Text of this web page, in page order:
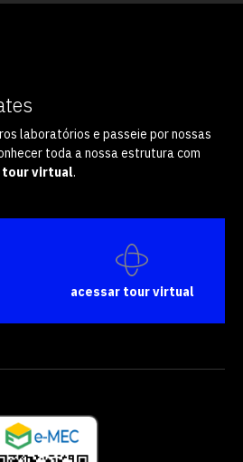
laboratórios e passeie por nossas
toda a nossa estrutura com
tour virtual.
acessar tour virtual